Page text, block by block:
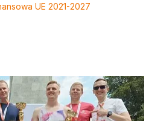
UE 2021-2027